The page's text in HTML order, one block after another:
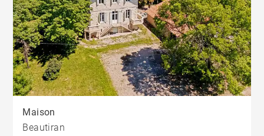
Maison
Beautiran